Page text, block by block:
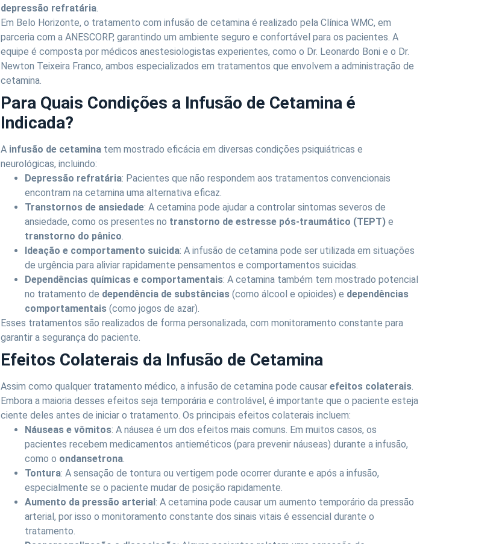
depressão refratária.
Em Belo Horizonte, o tratamento com infusão de cetamina é realizado pela Clínica WMC, em
parceria com a ANESCORP, garantindo um ambiente seguro e confortável para os pacientes. A
equipe é composta por médicos anestesiologistas experientes, como o Dr. Leonardo Boni e o Dr.
Newton Teixeira Franco, ambos especializados em tratamentos que envolvem a administração de
cetamina.
Para Quais Condições a Infusão de Cetamina é
Indicada?
A infusão de cetamina tem mostrado eficácia em diversas condições psiquiátricas e
neurológicas, incluindo:
Depressão refratária: Pacientes que não respondem aos tratamentos convencionais
encontram na cetamina uma alternativa eficaz.
Transtornos de ansiedade: A cetamina pode ajudar a controlar sintomas severos de
ansiedade, como os presentes no transtorno de estresse pós-traumático (TEPT) e
transtorno do pânico.
Ideação e comportamento suicida: A infusão de cetamina pode ser utilizada em situações
de urgência para aliviar rapidamente pensamentos e comportamentos suicidas.
Dependências químicas e comportamentais: A cetamina também tem mostrado potencial
no tratamento de dependência de substâncias (como álcool e opioides) e dependências
comportamentais (como jogos de azar).
Esses tratamentos são realizados de forma personalizada, com monitoramento constante para
garantir a segurança do paciente.
Efeitos Colaterais da Infusão de Cetamina
Assim como qualquer tratamento médico, a infusão de cetamina pode causar efeitos colaterais.
Embora a maioria desses efeitos seja temporária e controlável, é importante que o paciente esteja
ciente deles antes de iniciar o tratamento. Os principais efeitos colaterais incluem:
Náuseas e vômitos: A náusea é um dos efeitos mais comuns. Em muitos casos, os
pacientes recebem medicamentos antieméticos (para prevenir náuseas) durante a infusão,
como o ondansetrona.
Tontura: A sensação de tontura ou vertigem pode ocorrer durante e após a infusão,
especialmente se o paciente mudar de posição rapidamente.
Aumento da pressão arterial: A cetamina pode causar um aumento temporário da pressão
arterial, por isso o monitoramento constante dos sinais vitais é essencial durante o
tratamento.